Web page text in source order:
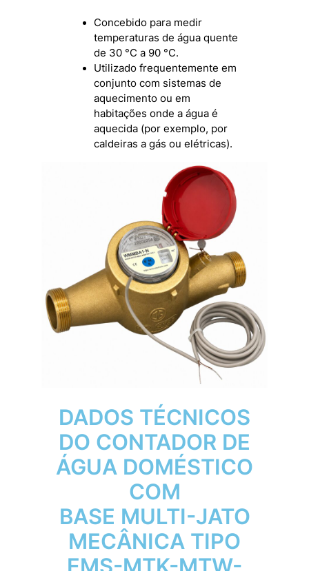
Concebido para medir
temperaturas de água quente
de 30 °C a 90 °C.
Utilizado frequentemente em
conjunto com sistemas de
aquecimento ou em
habitações onde a água é
aquecida (por exemplo, por
caldeiras a gás ou elétricas).
DADOS TÉCNICOS
DO CONTADOR DE
ÁGUA DOMÉSTICO
COM
BASE MULTI-JATO
MECÂNICA TIPO